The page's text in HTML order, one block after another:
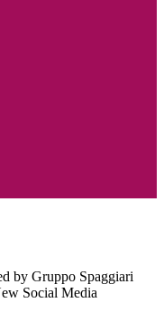
by Gruppo Spaggiari
Social Media